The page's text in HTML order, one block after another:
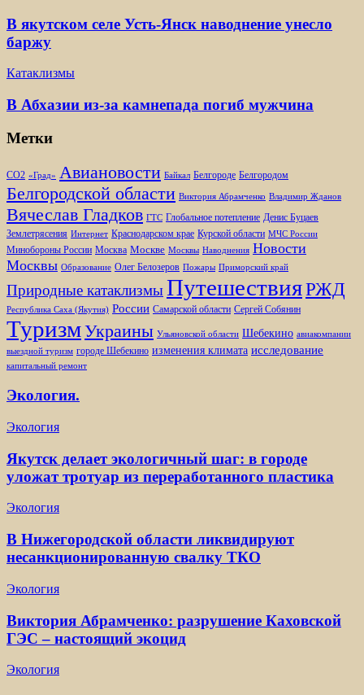
В якутском селе Усть-Янск наводнение унесло
баржу
Катаклизмы
В Абхазии из-за камнепада погиб мужчина
Метки
CO2 «Град» Авиановости Байкал Белгороде Белгородом
Белгородской области Виктория Абрамченко Владимир Жданов
Вячеслав Гладков ГТС Глобальное потепление Денис Буцаев
Землетрясения Интернет Краснодарском крае Курской области МЧС России
Минобороны России Москва Москве Москвы Наводнения Новости
Москвы Образование Олег Белозеров Пожары Приморский край
Природные катаклизмыПутешествияРЖД
Республика Саха (Якутия) России Самарской области Сергей Собянин
ТуризмУкраины Ульяновской области Шебекино авиакомпании
выездной туризм городе Шебекино изменения климата исследование
капитальный ремонт
Экология.
Экология
Якутск делает экологичный шаг: в городе
уложат тротуар из переработанного пластика
Экология
В Нижегородской области ликвидируют
несанкционированную свалку ТКО
Экология
Виктория Абрамченко: разрушение Каховской
ГЭС – настоящий экоцид
Экология